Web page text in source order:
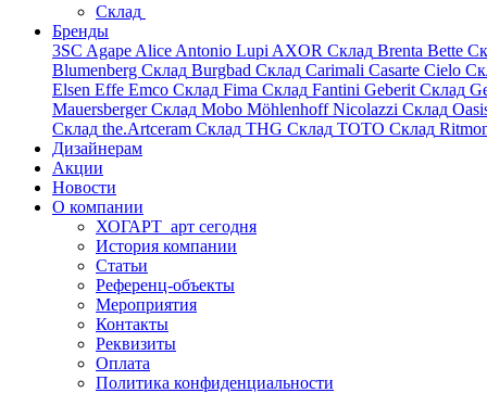
Склад
Бренды
3SC Agape Alice Antonio Lupi AXOR Склад Brenta Bette
Blumenberg Склад Burgbad Склад Carimali Casarte Cielo
Elsen Effe Emco Склад Fima Склад Fantini Geberit Склад
MauersbergerСклад Mobo MöhlenhoffNicolazzi Склад
Склад the.Artceram Склад THG Склад TOTO Склад
Дизайнерам
Акции
Новости
О компании
ХОГАРТ_арт сегодня
История компании
Статьи
Референц-объекты
Мероприятия
Контакты
Реквизиты
Оплата
Политика конфиденциальности